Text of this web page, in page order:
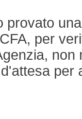
provato
per
non
per